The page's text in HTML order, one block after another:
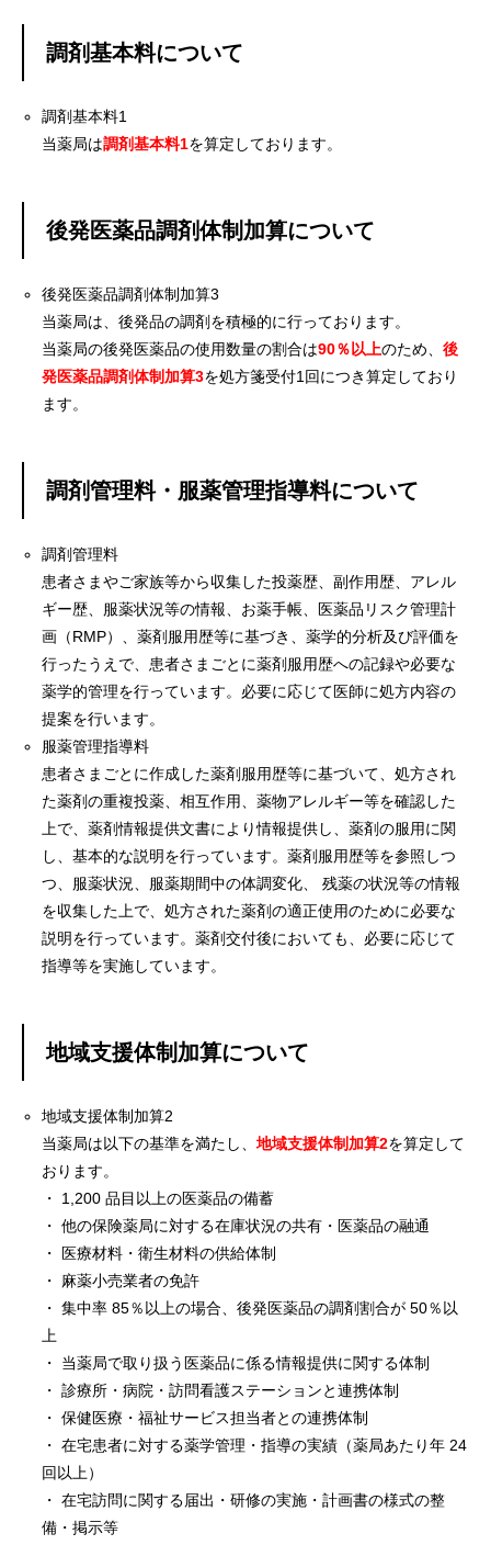
調剤基本料について
調剤基本料1
当薬局は調剤基本料1を算定しております。
後発医薬品調剤体制加算について
後発医薬品調剤体制加算3
当薬局は、後発品の調剤を積極的に行っております。
当薬局の後発医薬品の使用数量の割合は90％以上のため、後
発医薬品調剤体制加算3を処方箋受付1回につき算定しており
ます。
調剤管理料・服薬管理指導料について
調剤管理料
患者さまやご家族等から収集した投薬歴、副作用歴、アレル
ギー歴、服薬状況等の情報、お薬手帳、医薬品リスク管理計
画（RMP）、薬剤服用歴等に基づき、薬学的分析及び評価を
行ったうえで、患者さまごとに薬剤服用歴への記録や必要な
薬学的管理を行っています。必要に応じて医師に処方内容の
提案を行います。
服薬管理指導料
患者さまごとに作成した薬剤服用歴等に基づいて、処方され
た薬剤の重複投薬、相互作用、薬物アレルギー等を確認した
上で、薬剤情報提供文書により情報提供し、薬剤の服用に関
し、基本的な説明を行っています。薬剤服用歴等を参照しつ
つ、服薬状況、服薬期間中の体調変化、 残薬の状況等の情報
を収集した上で、処方された薬剤の適正使用のために必要な
説明を行っています。薬剤交付後においても、必要に応じて
指導等を実施しています。
地域支援体制加算について
地域支援体制加算2
当薬局は以下の基準を満たし、地域支援体制加算2を算定して
おります。
・ 1,200 品目以上の医薬品の備蓄
・ 他の保険薬局に対する在庫状況の共有・医薬品の融通
・ 医療材料・衛生材料の供給体制
・ 麻薬小売業者の免許
・ 集中率 85％以上の場合、後発医薬品の調剤割合が 50％以
上
・ 当薬局で取り扱う医薬品に係る情報提供に関する体制
・ 診療所・病院・訪問看護ステーションと連携体制
・ 保健医療・福祉サービス担当者との連携体制
・ 在宅患者に対する薬学管理・指導の実績（薬局あたり年 24
回以上）
・ 在宅訪問に関する届出・研修の実施・計画書の様式の整
備・掲示等